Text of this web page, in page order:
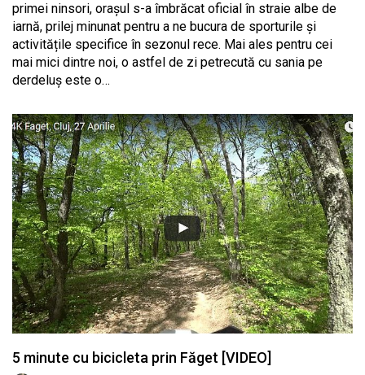
primei ninsori, orașul s-a îmbrăcat oficial în straie albe de
iarnă, prilej minunat pentru a ne bucura de sporturile și
activitățile specifice în sezonul rece. Mai ales pentru cei
mai mici dintre noi, o astfel de zi petrecută cu sania pe
derdeluș este o…
5 minute cu bicicleta prin Făget [VIDEO]